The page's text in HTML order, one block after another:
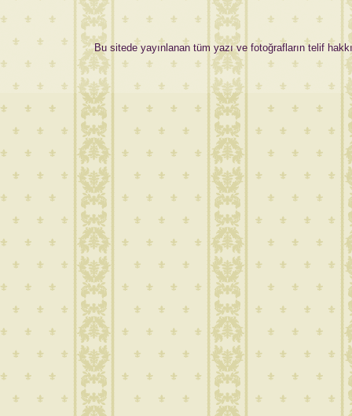
Bu sitede yayınlanan tüm yazı ve fotoğrafların telif